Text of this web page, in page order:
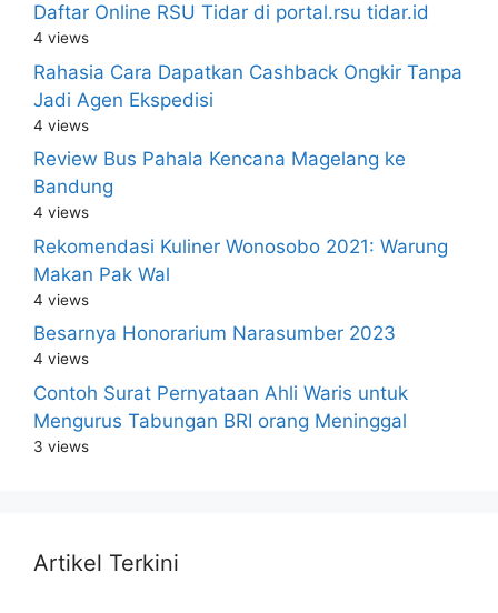
Daftar Online RSU Tidar di portal.rsu tidar.id
4 views
Rahasia Cara Dapatkan Cashback Ongkir Tanpa
Jadi Agen Ekspedisi
4 views
Review Bus Pahala Kencana Magelang ke
Bandung
4 views
Rekomendasi Kuliner Wonosobo 2021: Warung
Makan Pak Wal
4 views
Besarnya Honorarium Narasumber 2023
4 views
Contoh Surat Pernyataan Ahli Waris untuk
Mengurus Tabungan BRI orang Meninggal
3 views
Artikel Terkini